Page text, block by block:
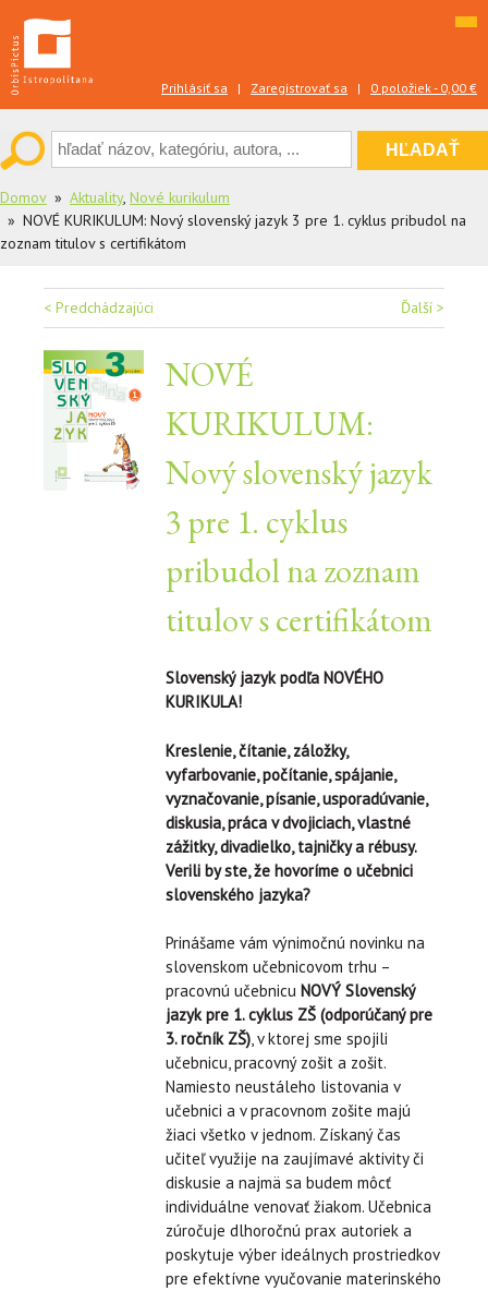
to
content
Prihlásiť sa | Zaregistrovať sa | 0 položiek - 0,00 €
Domov Aktuality, Nové kurikulum
NOVÉ KURIKULUM: Nový slovenský jazyk 3 pre 1. cyklus pribudol na
zoznam titulov s certifikátom
Navigácia
v
článku
< Predchádzajúci Ďalší >
NOVÉ
KURIKULUM:
Nový slovenský jazyk
3 pre 1. cyklus
pribudol na zoznam
titulov s certifikátom
Slovenský jazyk podľa NOVÉHO
KURIKULA!
Kreslenie, čítanie, záložky,
vyfarbovanie, počítanie, spájanie,
vyznačovanie, písanie, usporadúvanie,
diskusia, práca v dvojiciach, vlastné
zážitky, divadielko, tajničky a rébusy.
Verili by ste, že hovoríme o učebnici
slovenského jazyka?
Prinášame vám výnimočnú novinku na
slovenskom učebnicovom trhu –
pracovnú učebnicu NOVÝ Slovenský
jazyk pre 1. cyklus ZŠ (odporúčaný pre
3. ročník ZŠ), v ktorej sme spojili
učebnicu, pracovný zošit a zošit.
Namiesto neustáleho listovania v
učebnici a v pracovnom zošite majú
žiaci všetko v jednom. Získaný čas
učiteľ využije na zaujímavé aktivity či
diskusie a najmä sa budem môcť
individuálne venovať žiakom. Učebnica
zúročuje dlhoročnú prax autoriek a
poskytuje výber ideálnych prostriedkov
pre efektívne vyučovanie materinského